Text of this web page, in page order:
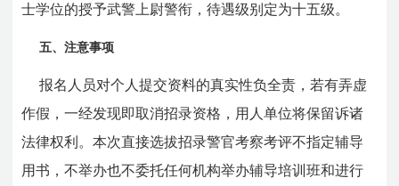
士学位的授予武警上尉警衔，待遇级别定为十五级。
五、注意事项
报名人员对个人提交资料的真实性负全责，若有弄虚
作假，一经发现即取消招录资格，用人单位将保留诉诸
法律权利。本次直接选拔招录警官考察考评不指定辅导
用书，不举办也不委托任何机构举办辅导培训班和进行